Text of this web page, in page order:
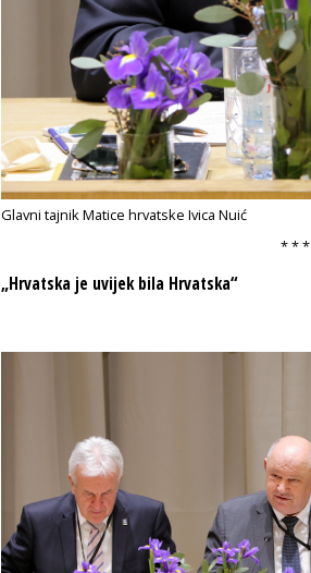
Glavni tajnik Matice hrvatske Ivica Nuić
* * *
„Hrvatska je uvijek bila Hrvatska“